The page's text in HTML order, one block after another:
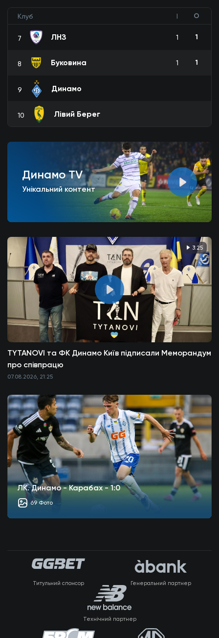
Клуб І О
7 ЛНЗ 1 1
8 Буковина 1 1
9 Динамо
10 Лівий Берег
Динамо TV
Унікальний контент
3:25
TYTANOVI та ФК Динамо Київ підписали Меморандум
про співпрацю
07.08.2026, 21:25
ЛК. Динамо - Карабах - 1:0
69 Фото
Титульний спонсор Генеральний партнер
Технічний партнер